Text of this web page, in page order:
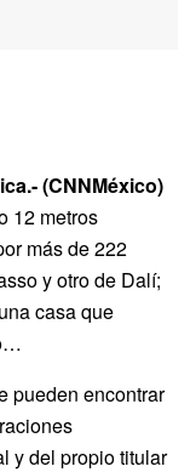
(CNNMéxico)
12 metros
más de 222
y otro de Dalí;
casa que
pueden encontrar
y del propio titular